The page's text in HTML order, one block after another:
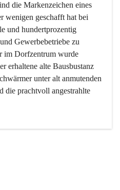
die Markenzeichen eines
wenigen geschafft hat bei
und hundertprozentig
Gewerbebetriebe zu
im Dorfzentrum wurde
erhaltene alte Bausbustanz
unter alt anmutenden
die prachtvoll angestrahlte
mehr, ist aber integrativer